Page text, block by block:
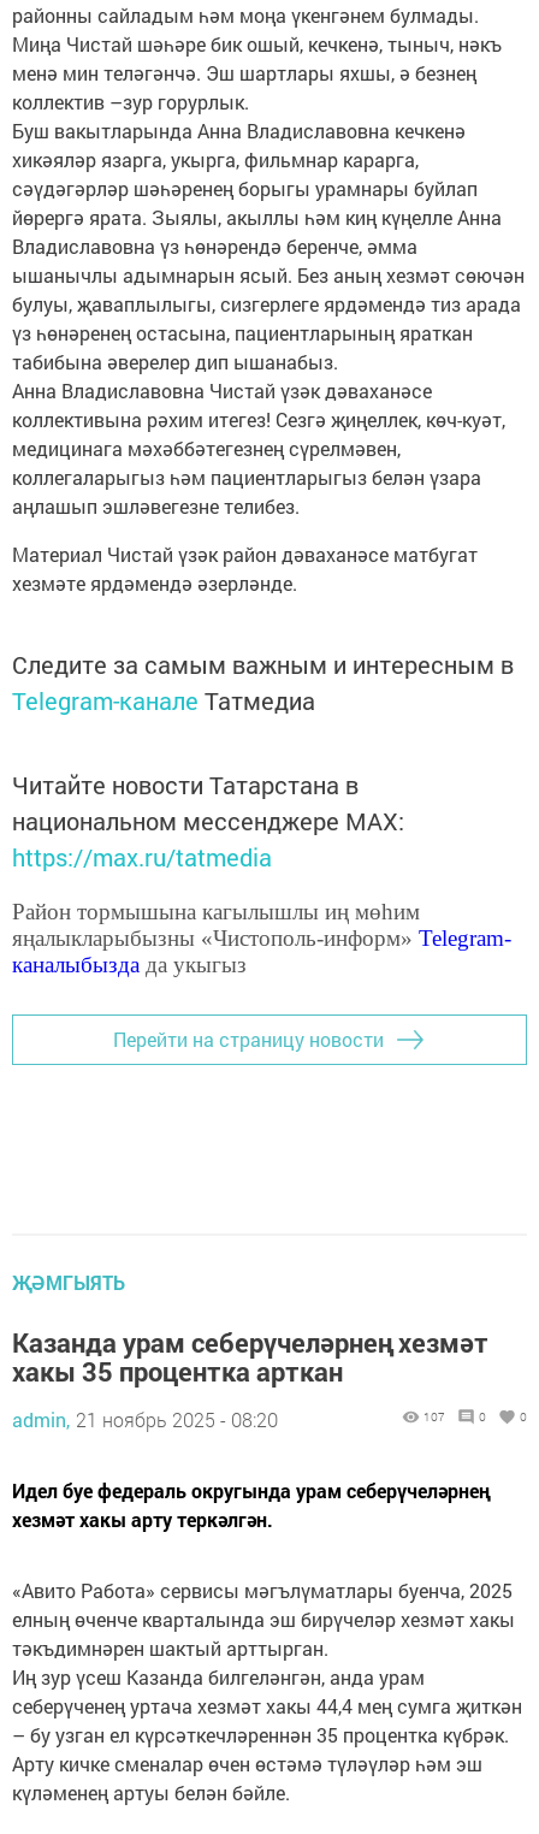
районны сайладым һәм моңа үкенгәнем булмады.
Миңа Чистай шәһәре бик ошый, кечкенә, тыныч, нәкъ
менә мин теләгәнчә. Эш шартлары яхшы, ә безнең
коллектив –зур горурлык.
Буш вакытларында Анна Владиславовна кечкенә
хикәяләр язарга, укырга, фильмнар карарга,
сәүдәгәрләр шәһәренең борыгы урамнары буйлап
йөрергә ярата. Зыялы, акыллы һәм киң күңелле Анна
Владиславовна үз һөнәрендә беренче, әмма
ышанычлы адымнарын ясый. Без аның хезмәт сөючән
булуы, җаваплылыгы, сизгерлеге ярдәмендә тиз арада
үз һөнәренең остасына, пациентларының яраткан
табибына әверелер дип ышанабыз.
Анна Владиславовна Чистай үзәк дәваханәсе
коллективына рәхим итегез! Сезгә җиңеллек, көч-куәт,
медицинага мәхәббәтегезнең сүрелмәвен,
коллегаларыгыз һәм пациентларыгыз белән үзара
аңлашып эшләвегезне телибез.
Материал Чистай үзәк район дәваханәсе матбугат
хезмәте ярдәмендә әзерләнде.
Следите за самым важным и интересным в
Telegram-канале Татмедиа
Читайте новости Татарстана в
национальном мессенджере MАХ:
https://max.ru/tatmedia
Район тормышына кагылышлы иң мөһим
яңалыкларыбызны «Чистополь-информ» Telegram-
каналыбызда да укыгыз
Перейти на страницу новости
ҖӘМГЫЯТЬ
Казанда урам себерүчеләрнең хезмәт
хакы 35 процентка арткан
admin, 21 ноябрь 2025 - 08:20 107 0 0
Идел буе федераль округында урам себерүчеләрнең
хезмәт хакы арту теркәлгән.
«Авито Работа» сервисы мәгълүматлары буенча, 2025
елның өченче кварталында эш бирүчеләр хезмәт хакы
тәкъдимнәрен шактый арттырган.
Иң зур үсеш Казанда билгеләнгән, анда урам
себерүченең уртача хезмәт хакы 44,4 мең сумга җиткән
– бу узган ел күрсәткечләреннән 35 процентка күбрәк.
Арту кичке сменалар өчен өстәмә түләүләр һәм эш
күләменең артуы белән бәйле.